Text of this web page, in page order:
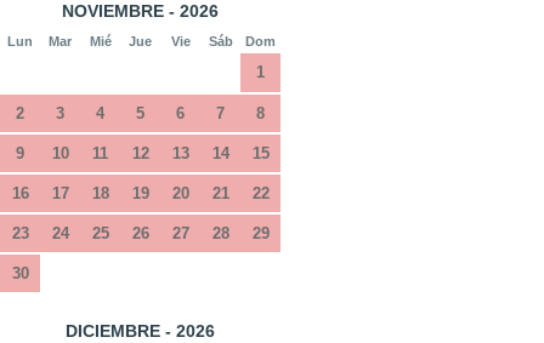
NOVIEMBRE - 2026
Lun Mar Mié Jue Vie Sáb Dom
1
2 3 4 5 6 7 8
9 10 11 12 13 14 15
16 17 18 19 20 21 22
23 24 25 26 27 28 29
30
DICIEMBRE - 2026